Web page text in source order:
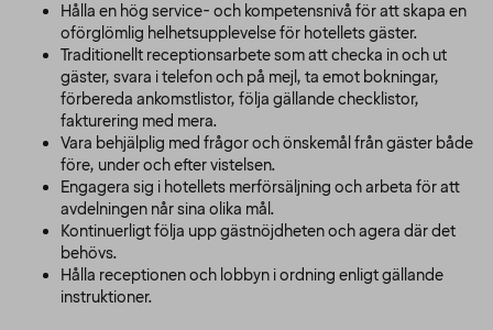
Hålla en hög service- och kompetensnivå för att skapa en
oförglömlig helhetsupplevelse för hotellets gäster.
Traditionellt receptionsarbete som att checka in och ut
gäster, svara i telefon och på mejl, ta emot bokningar,
förbereda ankomstlistor, följa gällande checklistor,
fakturering med mera.
Vara behjälplig med frågor och önskemål från gäster både
före, under och efter vistelsen.
Engagera sig i hotellets merförsäljning och arbeta för att
avdelningen når sina olika mål.
Kontinuerligt följa upp gästnöjdheten och agera där det
behövs.
Hålla receptionen och lobbyn i ordning enligt gällande
instruktioner.